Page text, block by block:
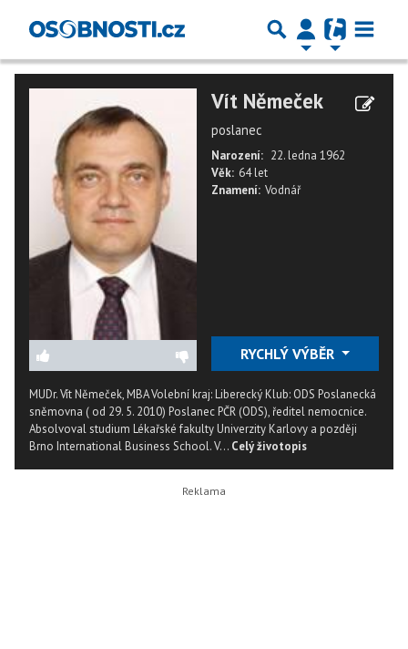
Vít Němeček
poslanec
Narození: 22. ledna 1962
Věk: 64 let
Znamení: Vodnář
RYCHLÝ VÝBĚR
MUDr. Vít Němeček, MBA Volební kraj: Liberecký Klub: ODS Poslanecká
sněmovna ( od 29. 5. 2010) Poslanec PČR (ODS), ředitel nemocnice.
Absolvoval studium Lékařské fakulty Univerzity Karlovy a později
Brno International Business School. V... Celý životopis